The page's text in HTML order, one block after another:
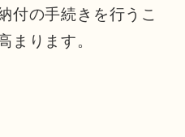
付の手続きを行うこ
まります。